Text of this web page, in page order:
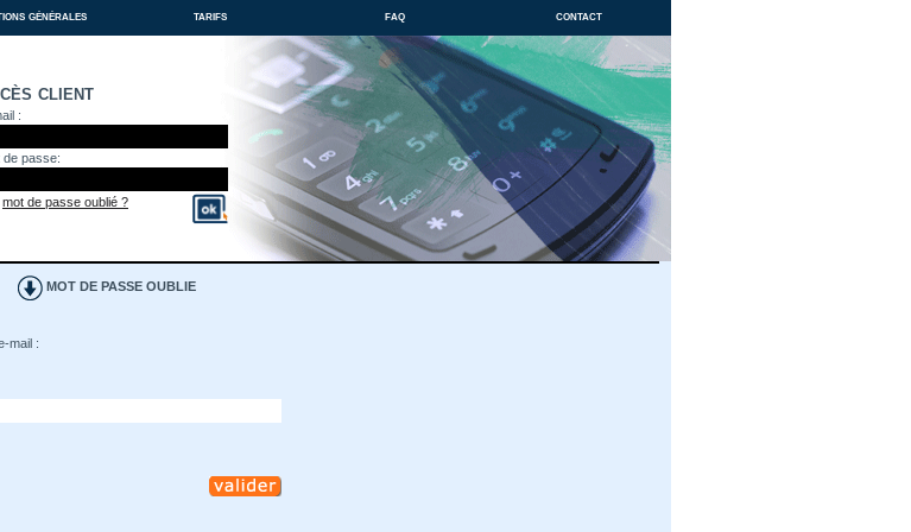
générales tarifs faq contact
client
:
de passe:
mot de passe oublié ?
MOT DE PASSE OUBLIE
mail :